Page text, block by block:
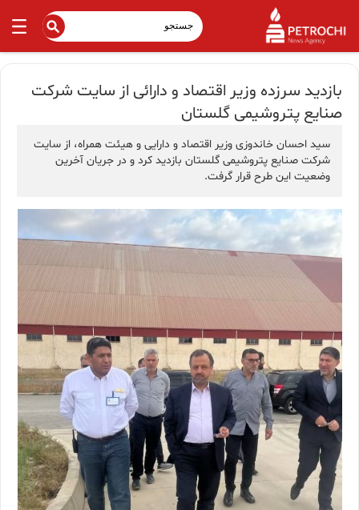
بازدید سرزده وزیر اقتصاد و دارائی از سایت شرکت
صنایع پتروشیمی گلستان
سید احسان خاندوزی وزیر اقتصاد و دارایی و هیئت همراه، از سایت
شرکت صنایع پتروشیمی گلستان بازدید کرد و در جریان آخرین
وضعیت این طرح قرار گرفت.